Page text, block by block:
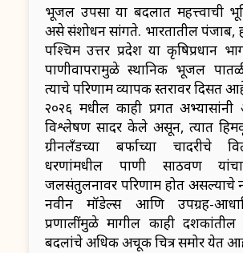
भूजल उपसा या बदलात महत्त्वाची
असे संशोधन सांगते. भारतातील पंजाब,
पश्चिम उत्तर प्रदेश या कृषिप्रधान
पाणीवापरामुळे स्थानिक भूजल
त्याचे परिणाम व्यापक स्तरावर दिसत
२०२६ मधील काही प्रगत
विश्लेषण सादर केले असून, त्यात
ग्रीनलँडच्या बर्फाच्या
धरणांमधील पाणी साठवण
जलसंतुलनावर परिणाम होत
नवीन मॉडेल्स आणि उपग्रह-
प्रणालींमुळे मागील काही दशकांतील
बदलांचे अधिक अचूक चित्र समोर येत